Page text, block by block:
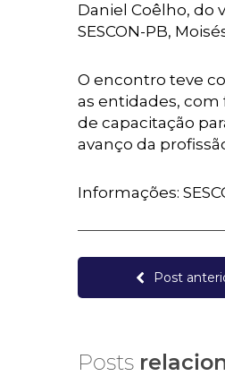
Daniel Coêlho, do
SESCON-PB,
O encontro teve
as entidades,
de capacitação
avanço da
Informações:
Post
Posts